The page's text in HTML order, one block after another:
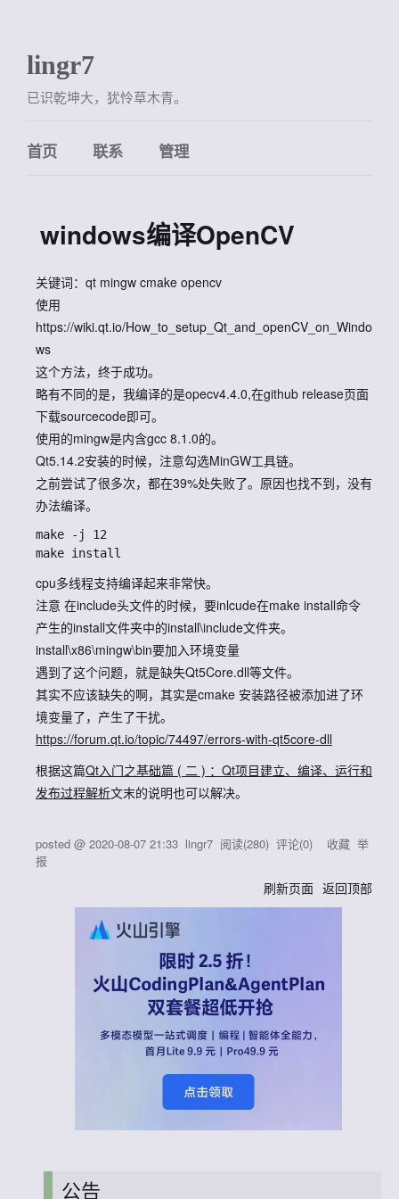
lingr7
已识乾坤大，犹怜草木青。
首页 联系 管理
windows编译OpenCV
关键词：qt mingw cmake opencv
使用
https://wiki.qt.io/How_to_setup_Qt_and_openCV_on_Windo
ws
这个方法，终于成功。
略有不同的是，我编译的是opecv4.4.0,在github release页面
下载sourcecode即可。
使用的mingw是内含gcc 8.1.0的。
Qt5.14.2安装的时候，注意勾选MinGW工具链。
之前尝试了很多次，都在39%处失败了。原因也找不到，没有
办法编译。
make -j 12
cpu多线程支持编译起来非常快。
注意 在include头文件的时候，要inlcude在make install命令
产生的install文件夹中的install\include文件夹。
install\x86\mingw\bin要加入环境变量
遇到了这个问题，就是缺失Qt5Core.dll等文件。
其实不应该缺失的啊，其实是cmake 安装路径被添加进了环
境变量了，产生了干扰。
https://forum.qt.io/topic/74497/errors-with-qt5core-dll
根据这篇Qt入门之基础篇 ( 二 ) ：Qt项目建立、编译、运行和
发布过程解析文末的说明也可以解决。
posted @ 2020-08-07 21:33 lingr7 阅读(280) 评论(0) 收藏 举
报
刷新页面 返回顶部
公告